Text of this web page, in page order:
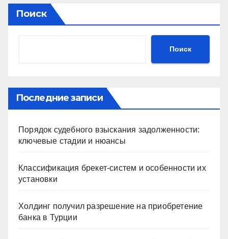
Поиск
Поиск
Последние записи
Порядок судебного взыскания задолженности:
ключевые стадии и нюансы
Классификация брекет-систем и особенности их
установки
Холдинг получил разрешение на приобретение
банка в Турции